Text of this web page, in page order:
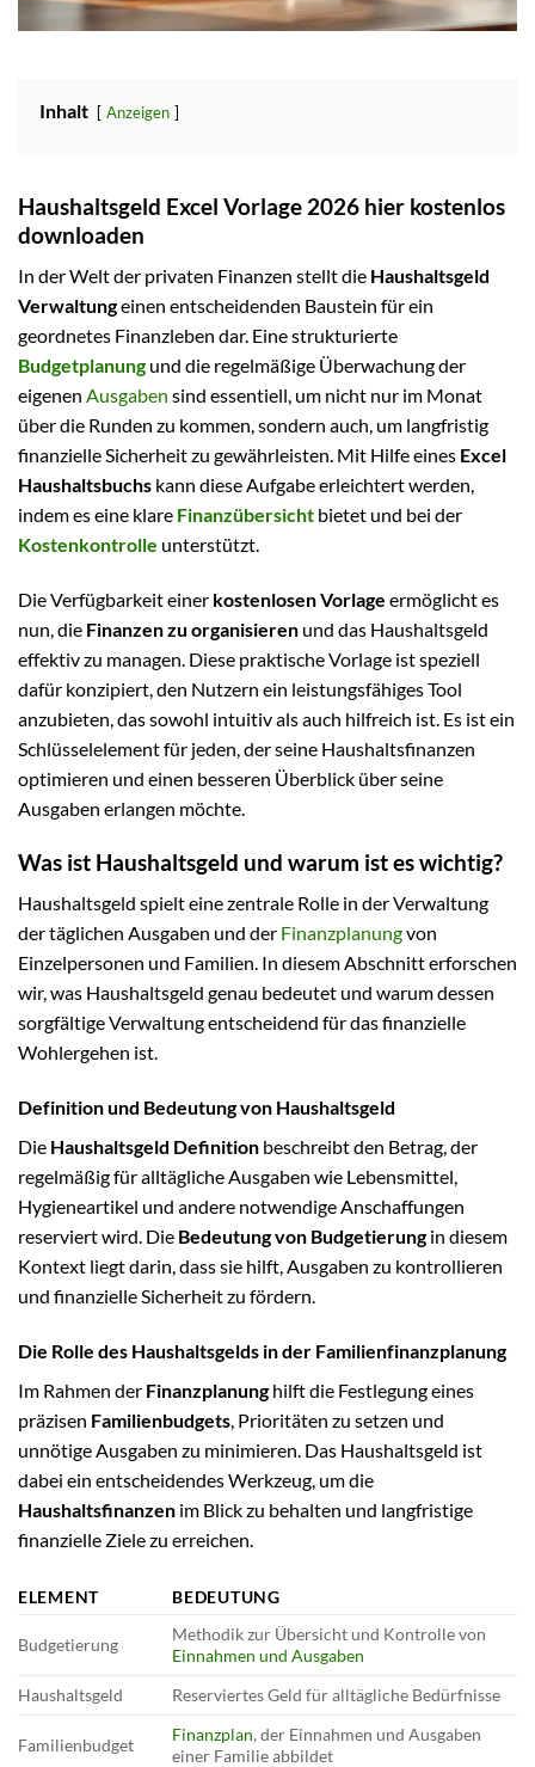
Inhalt Anzeigen
Haushaltsgeld Excel Vorlage 2026 hier kostenlos
downloaden
In der Welt der privaten Finanzen stellt die Haushaltsgeld
Verwaltungeinen entscheidenden Baustein für ein
geordnetes Finanzleben dar. Eine strukturierte
Budgetplanungund die regelmäßige Überwachung der
eigenen Ausgaben sind essentiell, um nicht nur im Monat
über die Runden zu kommen, sondern auch, um langfristig
finanzielle Sicherheit zu gewährleisten. Mit Hilfe eines Excel
Haushaltsbuchs kann diese Aufgabe erleichtert werden,
indem es eine klare Finanzübersicht bietet und bei der
Kostenkontrolle unterstützt.
Die Verfügbarkeit einer kostenlosen Vorlage ermöglicht es
nun, die Finanzen zu organisieren und das Haushaltsgeld
effektiv zu managen. Diese praktische Vorlage ist speziell
dafür konzipiert, den Nutzern ein leistungsfähiges Tool
anzubieten, das sowohl intuitiv als auch hilfreich ist. Es ist ein
Schlüsselelement für jeden, der seine Haushaltsfinanzen
optimieren und einen besseren Überblick über seine
Ausgaben erlangen möchte.
Was ist Haushaltsgeld und warum ist es wichtig?
Haushaltsgeld spielt eine zentrale Rolle in der Verwaltung
der täglichen Ausgaben und der Finanzplanungvon
Einzelpersonen und Familien. In diesem Abschnitt erforschen
wir, was Haushaltsgeld genau bedeutet und warum dessen
sorgfältige Verwaltung entscheidend für das finanzielle
Wohlergehen ist.
Definition und Bedeutung von Haushaltsgeld
Die Haushaltsgeld Definition beschreibt den Betrag, der
regelmäßig für alltägliche Ausgaben wie Lebensmittel,
Hygieneartikel und andere notwendige Anschaffungen
reserviert wird. Die Bedeutung von Budgetierungin diesem
Kontext liegt darin, dass sie hilft, Ausgaben zu kontrollieren
und finanzielle Sicherheit zu fördern.
Die Rolle des Haushaltsgelds in der Familienfinanzplanung
Im Rahmen der Finanzplanunghilft die Festlegung eines
präzisen Familienbudgets, Prioritäten zu setzen und
unnötige Ausgaben zu minimieren. Das Haushaltsgeld ist
dabei ein entscheidendes Werkzeug, um die
Haushaltsfinanzen im Blick zu behalten und langfristige
finanzielle Ziele zu erreichen.
ELEMENT BEDEUTUNG
Budgetierung
Methodik zur Übersicht und Kontrolle von
Einnahmen und Ausgaben
Haushaltsgeld
Reserviertes Geld für alltägliche Bedürfnisse
Familienbudget
Finanzplan, der Einnahmen und Ausgaben
einer Familie abbildet